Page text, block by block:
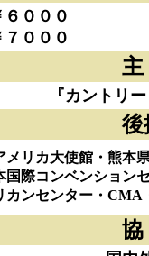
０００
０００
『カントリ
後
メリカ大使館・熊本
国際コンベンション
カンセンター・CMA